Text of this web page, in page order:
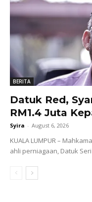
BERITA
Datuk Red,
RM1.4 Juta
Syira - August 6, 2026
KUALA LUMPUR –
ahli perniagaan, Datuk